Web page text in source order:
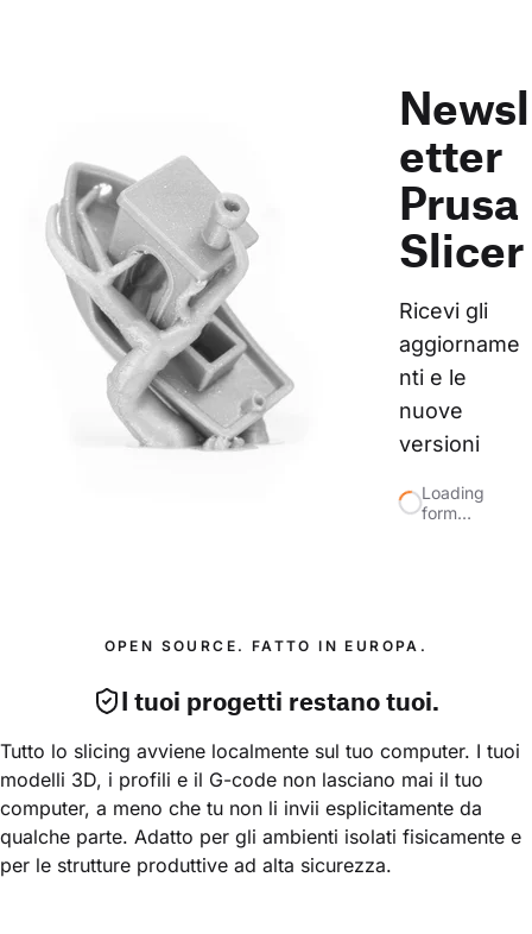
Newsl
etter
Prusa
Slicer
Ricevi gli
aggiorname
nti e le
nuove
versioni
Loading
form…
OPEN SOURCE. FATTO IN EUROPA.
I tuoi progetti restano tuoi.
Tutto lo slicing avviene localmente sul tuo computer. I tuoi
modelli 3D, i profili e il G-code non lasciano mai il tuo
computer, a meno che tu non li invii esplicitamente da
qualche parte. Adatto per gli ambienti isolati fisicamente e
per le strutture produttive ad alta sicurezza.